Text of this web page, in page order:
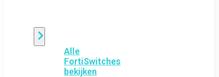
Alle
FortiSwitches
bekijken